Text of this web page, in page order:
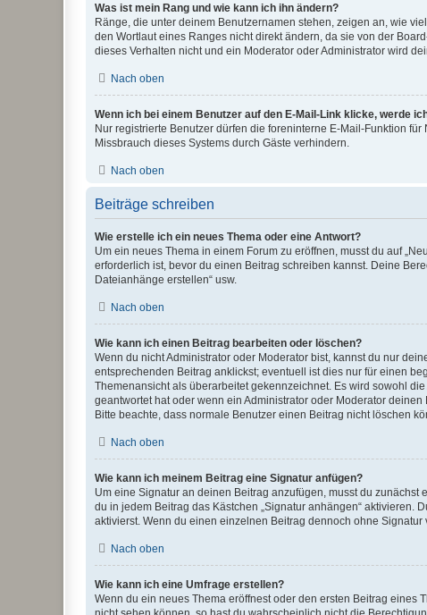
Was ist mein Rang und wie kann ich ihn ändern?
Ränge, die unter deinem Benutzernamen stehen, zeigen an, wie
den Wortlaut eines Ranges nicht direkt ändern, da sie von der
dieses Verhalten nicht und ein Moderator oder Administrator wird
Nach oben
Wenn ich bei einem Benutzer auf den E-Mail-Link klicke, werde
Nur registrierte Benutzer dürfen die foreninterne E-Mail-Funktion
Missbrauch dieses Systems durch Gäste verhindern.
Nach oben
Beiträge schreiben
Wie erstelle ich ein neues Thema oder eine Antwort?
Um ein neues Thema in einem Forum zu eröffnen, musst du auf
erforderlich ist, bevor du einen Beitrag schreiben kannst. Deine
Dateianhänge erstellen“ usw.
Nach oben
Wie kann ich einen Beitrag bearbeiten oder löschen?
Wenn du nicht Administrator oder Moderator bist, kannst du nur
entsprechenden Beitrag anklickst; eventuell ist dies nur für einen
Themenansicht als überarbeitet gekennzeichnet. Es wird sowohl
geantwortet hat oder wenn ein Administrator oder Moderator
Bitte beachte, dass normale Benutzer einen Beitrag nicht löschen
Nach oben
Wie kann ich meinem Beitrag eine Signatur anfügen?
Um eine Signatur an deinen Beitrag anzufügen, musst du
du in jedem Beitrag das Kästchen „Signatur anhängen“
aktivierst. Wenn du einen einzelnen Beitrag dennoch ohne
Nach oben
Wie kann ich eine Umfrage erstellen?
Wenn du ein neues Thema eröffnest oder den ersten Beitrag eines